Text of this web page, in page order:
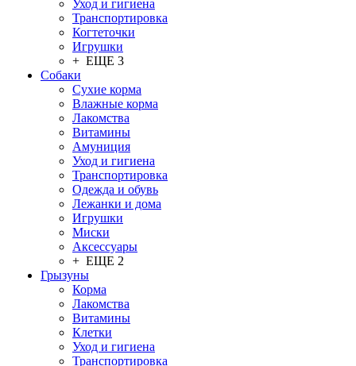
Уход и гигиена
Транспортировка
Когтеточки
Игрушки
+ ЕЩЕ 3
Собаки
Сухие корма
Влажные корма
Лакомства
Витамины
Амуниция
Уход и гигиена
Транспортировка
Одежда и обувь
Лежанки и дома
Игрушки
Миски
Аксессуары
+ ЕЩЕ 2
Грызуны
Корма
Лакомства
Витамины
Клетки
Уход и гигиена
Транспортировка